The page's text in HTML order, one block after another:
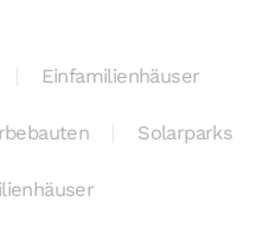
Einfamilienhäuser
Solarparks